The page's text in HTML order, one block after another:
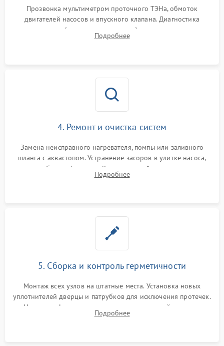
Прозвонка мультиметром проточного ТЭНа, обмоток
двигателей насосов и впускного клапана. Диагностика
прессостата (датчика уровня воды), датчика мутности,
концевика дверцы и электронного модуля управления.
Подробнее
4. Ремонт и очистка систем
Замена неисправного нагревателя, помпы или заливного
шланга с аквастопом. Устранение засоров в улитке насоса,
патрубках и фильтрах. Компонентный ремонт платы
управления, восстановление поврежденной проводки.
Подробнее
5. Сборка и контроль герметичности
Монтаж всех узлов на штатные места. Установка новых
уплотнителей дверцы и патрубков для исключения протечек.
Надежная фиксация хомутов гидравлической системы,
сборка корпуса и установка датчика поплавка.
Подробнее